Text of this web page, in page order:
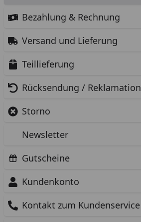
Bezahlung & Rechnung
Versand und Lieferung
Teillieferung
Rücksendung / Reklamation
Storno
Newsletter
Gutscheine
Kundenkonto
Kontakt zum Kundenservice